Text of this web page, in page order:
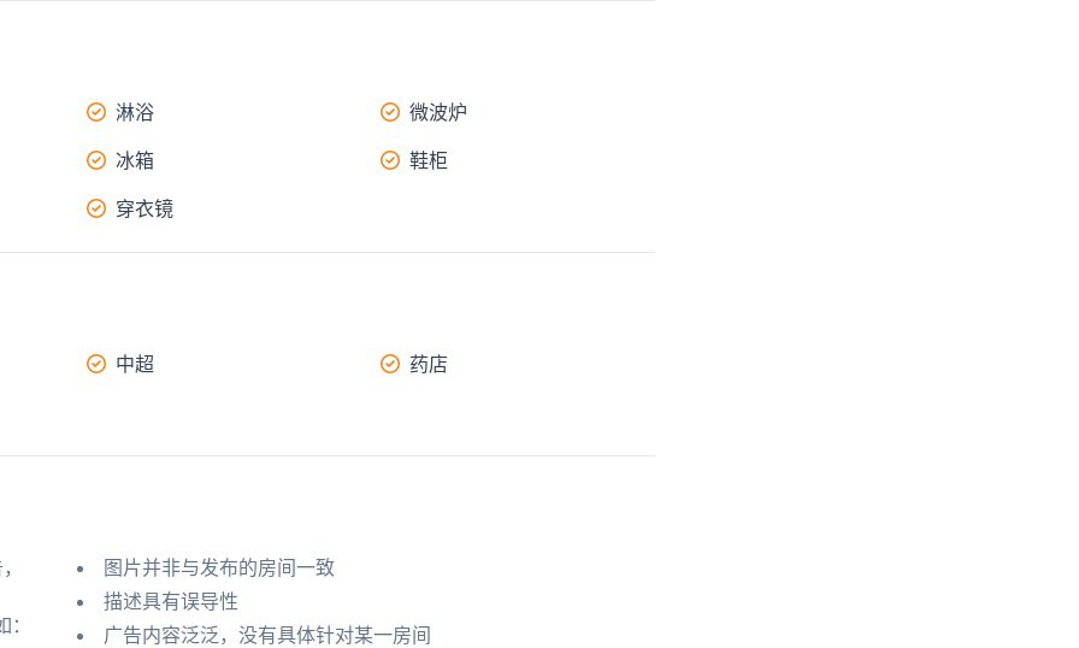
淋浴
微波炉
冰箱
鞋柜
穿衣镜
中超 药店
图片并非与发布的房间一致
描述具有误导性
广告内容泛泛，没有具体针对某一房间